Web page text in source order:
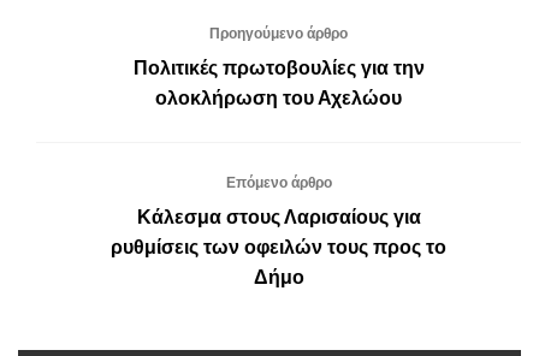
Προηγούμενο άρθρο
Πολιτικές πρωτοβουλίες για την
ολοκλήρωση του Αχελώου
Επόμενο άρθρο
Κάλεσμα στους Λαρισαίους για
ρυθμίσεις των οφειλών τους προς το
Δήμο